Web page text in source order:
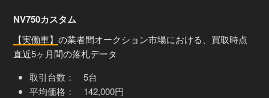
NV750カスタム
【実働車】 の業者間オークション市場における、買取時点
直近5ヶ月間の落札データ
取引台数： 5台
平均価格： 142,000円